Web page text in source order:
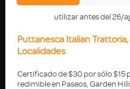
utilizar antes del 26/
Puttanesca Italian Trattoria,
Localidades
Certificado de $30 por sólo $15
redimible en Paseos, Garden